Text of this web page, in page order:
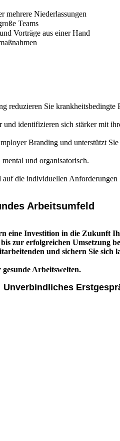
mehrere Niederlassungen
Teams
Vorträge aus einer Hand
reduzieren Sie
identifizieren sich stärker mit
Branding und unterstützt
und organisatorisch.
die individuellen Anforderungen
Arbeitsumfeld
eine Investition in die Zukunft
zur erfolgreichen Umsetzung
und sichern Sie
Arbeitswelten.
Unverbindliches